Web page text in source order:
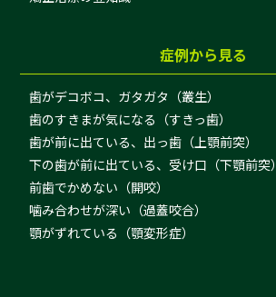
症例から見る
歯がデコボコ、ガタガタ（叢生）
歯のすきまが気になる（すきっ歯）
歯が前に出ている、出っ歯（上顎前突）
下の歯が前に出ている、受け口（下顎前突）
前歯でかめない（開咬）
噛み合わせが深い（過蓋咬合）
顎がずれている（顎変形症）